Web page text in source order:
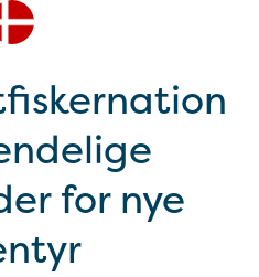
for nye